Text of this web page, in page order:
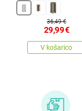
36,49 €
29,99€
V košarico